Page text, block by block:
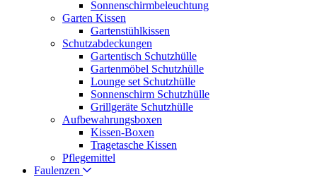
Sonnenschirmbeleuchtung
Garten Kissen
Gartenstühlkissen
Schutzabdeckungen
Gartentisch Schutzhülle
Gartenmöbel Schutzhülle
Lounge set Schutzhülle
Sonnenschirm Schutzhülle
Grillgeräte Schutzhülle
Aufbewahrungsboxen
Kissen-Boxen
Tragetasche Kissen
Pflegemittel
Faulenzen